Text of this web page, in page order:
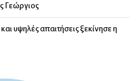
Γεώργιος
υψηλές απαιτήσεις ξεκίνησε η